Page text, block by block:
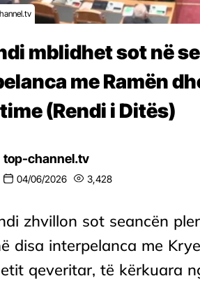
mblidhet sot në
me Ramën
(Rendi i Ditës)
top-channel.tv
04/06/2026 3,428
zhvillon sot seancën
disa interpelanca me
qeveritar, të kërkuara